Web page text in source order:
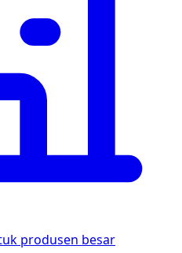
produsen besar